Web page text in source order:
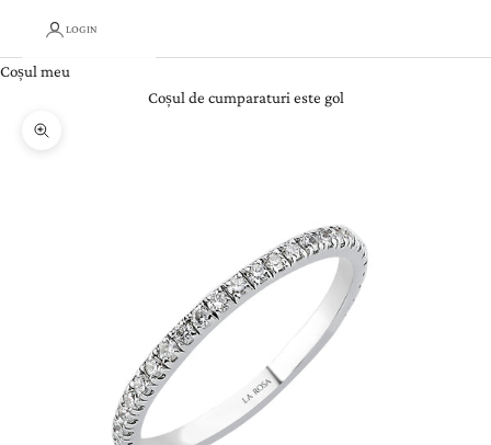
LOGIN
Coșul meu
Coșul de cumparaturi este gol
Zoom